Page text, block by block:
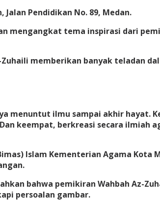
Pendidikan No. 89, Medan.
mengangkat tema inspirasi dari
memberikan banyak teladan
menuntut ilmu sampai akhir hayat.
keempat, berkreasi secara ilmiah
Islam Kementerian Agama Kota
bahwa pemikiran Wahbah Az-
persoalan gambar.